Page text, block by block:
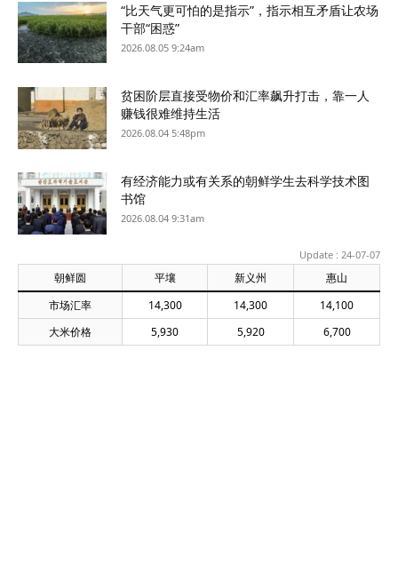
“比天气更可怕的是指示”，指示相互矛盾让农场
干部“困惑”
2026.08.05 9:24am
贫困阶层直接受物价和汇率飙升打击，靠一人
赚钱很难维持生活
2026.08.04 5:48pm
有经济能力或有关系的朝鲜学生去科学技术图
书馆
2026.08.04 9:31am
Update : 24-07-07
朝鲜圆 平壤 新义州
惠山
市场汇率
14,300 14,300
14,100
大米价格
5,930 5,920 6,700